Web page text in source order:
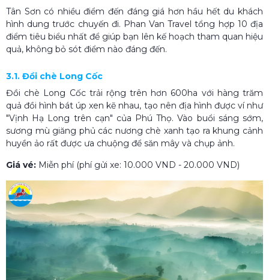
Tân Sơn có nhiều điểm đến đáng giá hơn hầu hết du khách
hình dung trước chuyến đi. Phan Van Travel tổng hợp 10 địa
điểm tiêu biểu nhất để giúp bạn lên kế hoạch tham quan hiệu
quả, không bỏ sót điểm nào đáng đến.
3.1. Đồi chè Long Cốc
Đồi chè Long Cốc trải rộng trên hơn 600ha với hàng trăm
quả đồi hình bát úp xen kẽ nhau, tạo nên địa hình được ví như
"Vịnh Hạ Long trên cạn" của Phú Thọ. Vào buổi sáng sớm,
sương mù giăng phủ các nương chè xanh tạo ra khung cảnh
huyền ảo rất được ưa chuộng để săn mây và chụp ảnh.
Giá vé: Miễn phí (phí gửi xe: 10.000 VND - 20.000 VND)